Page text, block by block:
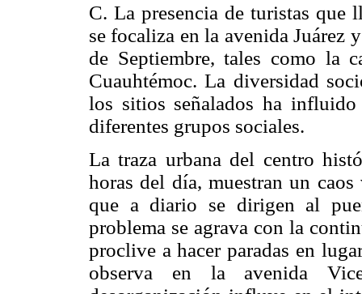
C. La presencia de turistas que
se focaliza en la avenida Juárez
de Septiembre, tales como la
Cuauhtémoc. La diversidad
los sitios señalados ha
diferentes grupos sociales.
La traza urbana del centro
horas del día, muestran un
que a diario se dirigen al
problema se agrava con la
proclive a hacer paradas en
observa en la avenida